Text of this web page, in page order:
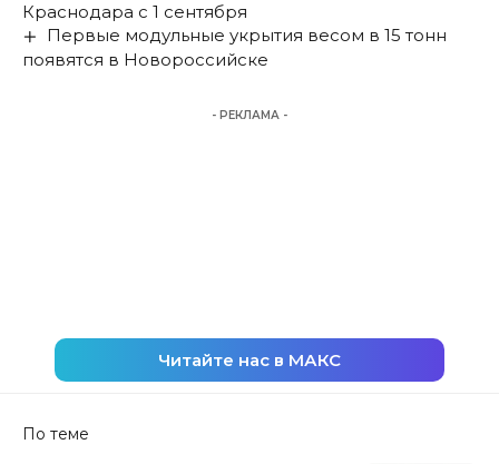
Краснодара с 1 сентября
Первые модульные укрытия весом в 15 тонн
появятся в Новороссийске
- РЕКЛАМА -
Читайте нас в МАКС
По теме